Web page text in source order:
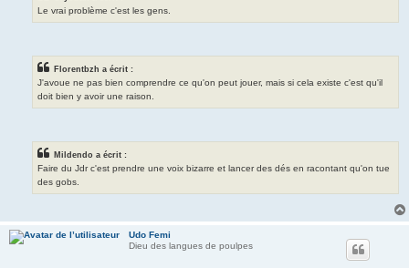
Le vrai problème c'est les gens.
Florentbzh a écrit :
J'avoue ne pas bien comprendre ce qu'on peut jouer, mais si cela existe c'est qu'il
doit bien y avoir une raison.
Mildendo a écrit :
Faire du Jdr c'est prendre une voix bizarre et lancer des dés en racontant qu'on tue
des gobs.
Udo Femi
Dieu des langues de poulpes